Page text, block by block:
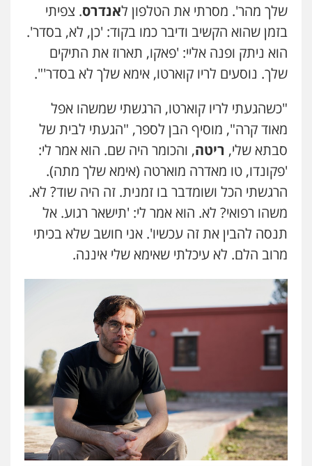
שלך מהר'. מסרתי את הטלפון לאנדרס. צפיתי
בזמן שהוא הקשיב ודיבר כמו בקוד: 'כן, לא, בסדר'.
הוא ניתק ופנה אליי: 'פאקו, תארוז את התיקים
שלך. נוסעים לריו קוארטו, אימא שלך לא בסדר'".
"כשהגעתי לריו קוארטו, הרגשתי שמשהו אפל
מאוד קרה", מוסיף הבן לספר, "הגעתי לבית של
סבתא שלי, ריטה, והכומר היה שם. הוא אמר לי:
'פקונדו, טו מאדרה מוארטה (אימא שלך מתה).
הרגשתי הכל ושומדבר בו זמנית. זה היה שוד? לא.
משהו רפואי? לא. הוא אמר לי: 'תישאר רגוע. אל
תנסה להבין את זה עכשיו'. אני חושב שלא בכיתי
מרוב הלם. לא עיכלתי שאימא שלי איננה.